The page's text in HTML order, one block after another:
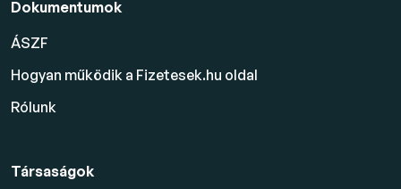
Dokumentumok
ÁSZF
Hogyan működik a Fizetesek.hu oldal
Rólunk
Társaságok